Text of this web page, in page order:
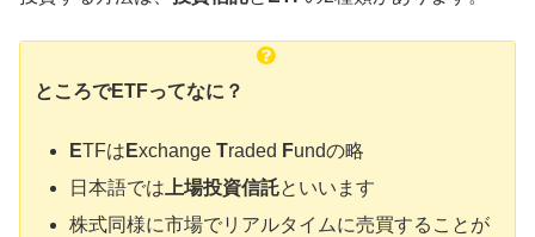
ところでETFってなに？
ETFは ExchangeTraded Fundの略
日本語では 上場投資信託といいます
株式同様に市場でリアルタイムに売買することが